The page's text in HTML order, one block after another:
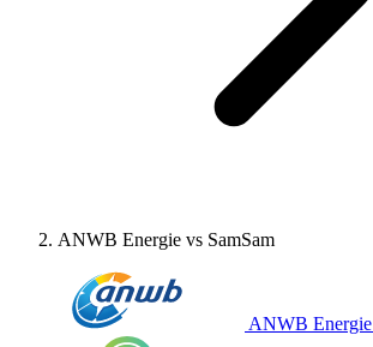
ANWB Energie vs SamSam
ANWB Energie